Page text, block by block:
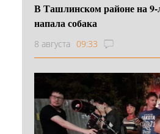
В Ташлинском районе на
напала собака
8 августа 09:33